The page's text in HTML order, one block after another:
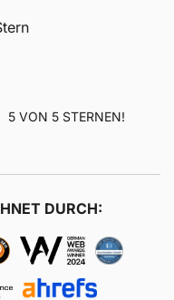
5 VON 5 STERNEN!
DURCH: